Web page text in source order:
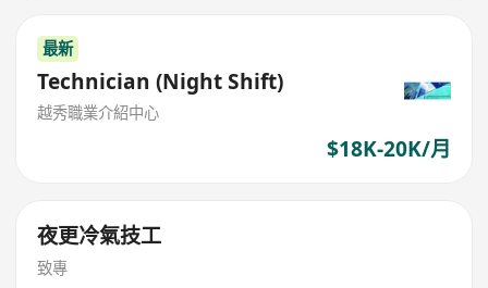
最新
Technician (Night Shift)
越秀職業介紹中心
$18K-20K/月
夜更冷氣技工
致專